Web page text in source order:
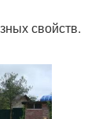
свойств.